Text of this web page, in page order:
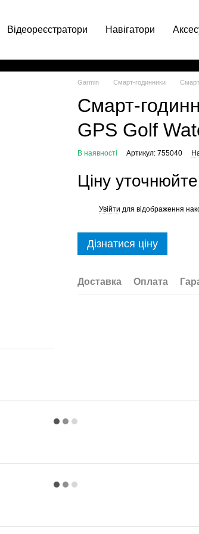
Відеореєстратори Навігатори
Garmin Смарт-годинники
Смарт-
GPS Golf
В наявності Артикул: 755040
Ціну уточнюйте
Увійти для відображення
Дізнатися ціну
Доставка Оплата